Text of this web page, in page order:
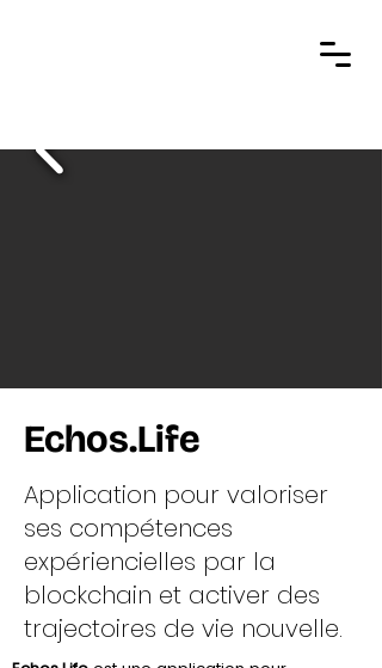
Echos.Life
Application pour valoriser
ses compétences
expériencielles par la
blockchain et activer des
trajectoires de vie nouvelle.